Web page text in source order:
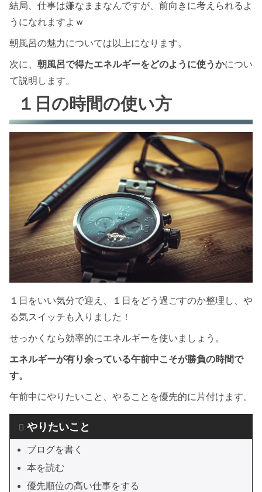
結局、仕事は嫌なままなんですが、前向きに考えられるよ
うになれますよｗ
朝風呂の魅力については以上になります。
次に、 朝風呂で得たエネルギーをどのように使うかについ
て説明します。
１日の時間の使い方
１日をいい気分で迎え、１日をどう過ごすのか整理し、や
る気スイッチも入りました！
せっかくなら効率的にエネルギーを使いましょう。
エネルギーが有り余っている午前中こそが勝負の時間で
す。
午前中にやりたいこと、やることを優先的に片付けます。
やりたいこと
ブログを書く
本を読む
優先順位の高い仕事をする